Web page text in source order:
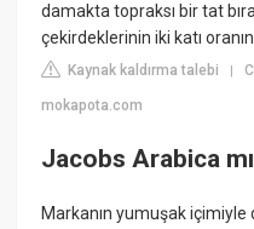
damakta topraksı bir tat
çekirdeklerinin iki katı
Kaynak kaldırma talebi |
mokapota.com
Jacobs Arabica
Markanın yumuşak